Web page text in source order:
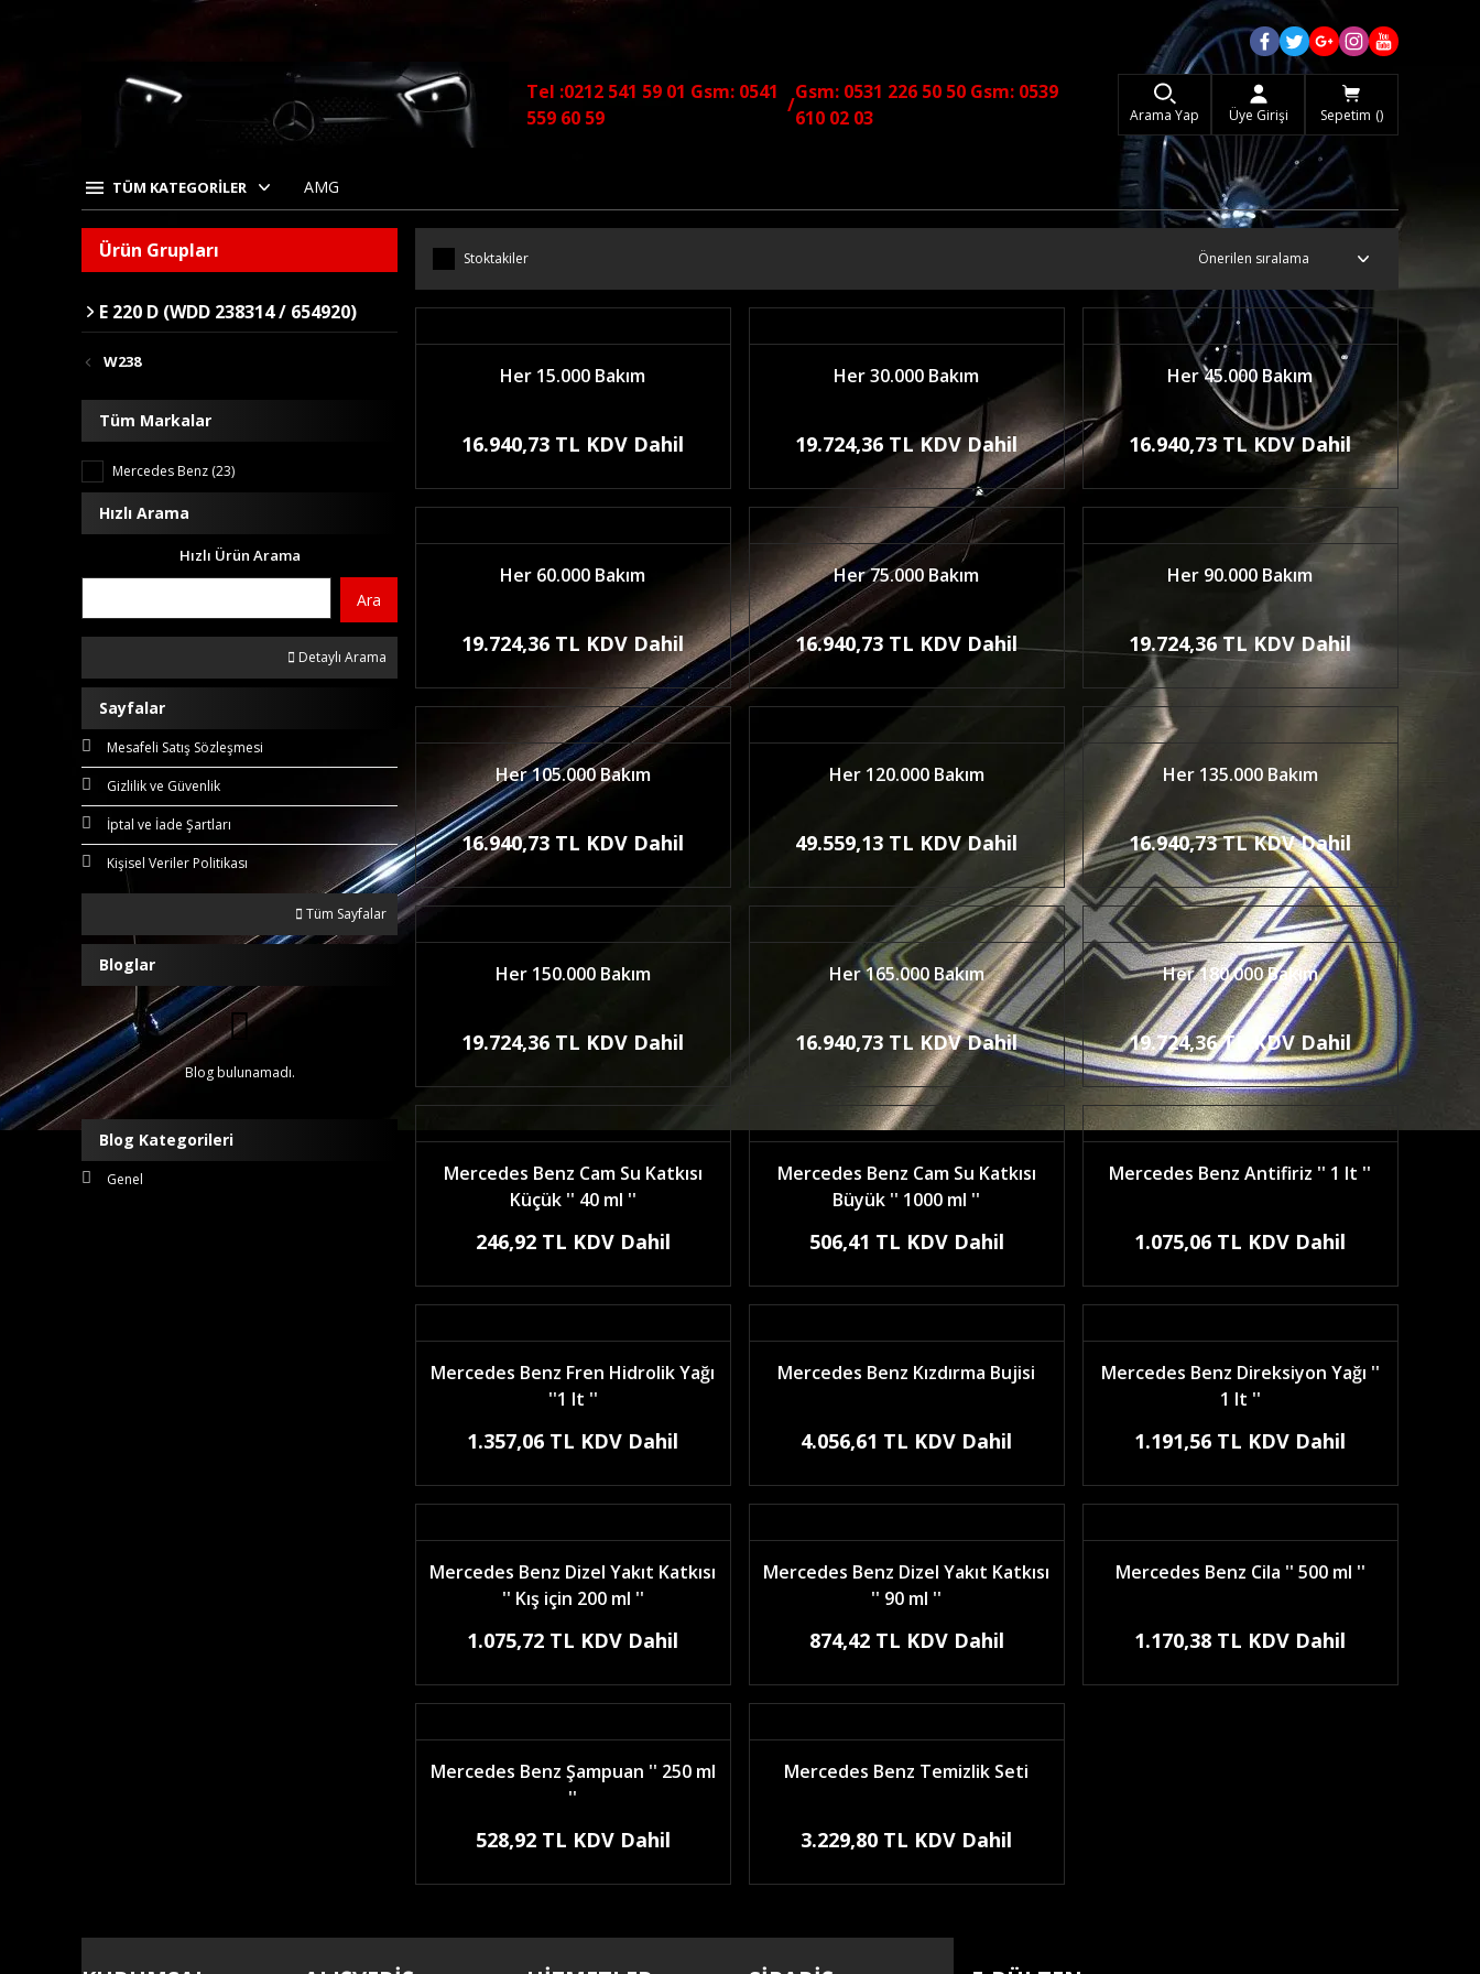
Tel :0212 541 59 01 Gsm: 0541
559 60 59
/
Gsm: 0531 226 50 50 Gsm: 0539
610 02 03
Arama Yap Üye Girişi Sepetim
TÜM KATEGORİLER AMG
Ürün Grupları
E 220 D (WDD 238314 / 654920)
W238
Tüm Markalar
Mercedes Benz (23)
Hızlı Arama
Hızlı Ürün Arama
Ara
Detaylı Arama
Sayfalar
Mesafeli Satış Sözleşmesi
Gizlilik ve Güvenlik
İptal ve İade Şartları
Kişisel Veriler Politikası
Tüm Sayfalar
Bloglar
Blog bulunamadı.
Blog Kategorileri
Genel
Stoktakiler
Her 15.000 Bakım
16.940,73 TL KDV Dahil
Her 30.000 Bakım
19.724,36 TL KDV Dahil
Her 45.000 Bakım
16.940,73 TL KDV Dahil
Her 60.000 Bakım
19.724,36 TL KDV Dahil
Her 75.000 Bakım
16.940,73 TL KDV Dahil
Her 90.000 Bakım
19.724,36 TL KDV Dahil
Her 105.000 Bakım
16.940,73 TL KDV Dahil
Her 120.000 Bakım
49.559,13 TL KDV Dahil
Her 135.000 Bakım
16.940,73 TL KDV Dahil
Her 150.000 Bakım
19.724,36 TL KDV Dahil
Her 165.000 Bakım
16.940,73 TL KDV Dahil
Her 180.000 Bakım
19.724,36 TL KDV Dahil
Mercedes Benz Cam Su Katkısı
Küçük '' 40 ml ''
246,92 TL KDV Dahil
Mercedes Benz Cam Su Katkısı
Büyük '' 1000 ml ''
506,41 TL KDV Dahil
Mercedes Benz Antifiriz '' 1 lt ''
1.075,06 TL KDV Dahil
Mercedes Benz Fren Hidrolik Yağı
''1 lt ''
1.357,06 TL KDV Dahil
Mercedes Benz Kızdırma Bujisi
4.056,61 TL KDV Dahil
Mercedes Benz Direksiyon Yağı ''
1 lt ''
1.191,56 TL KDV Dahil
Mercedes Benz Dizel Yakıt Katkısı
'' Kış için 200 ml ''
1.075,72 TL KDV Dahil
Mercedes Benz Dizel Yakıt Katkısı
'' 90 ml ''
874,42 TL KDV Dahil
Mercedes Benz Cila '' 500 ml ''
1.170,38 TL KDV Dahil
Mercedes Benz Şampuan '' 250 ml
''
528,92 TL KDV Dahil
Mercedes Benz Temizlik Seti
3.229,80 TL KDV Dahil